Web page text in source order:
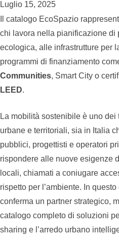
Luglio 15, 2025
Il catalogo EcoSpazio
chi lavora nella pianificazione di
ecologica, alle infrastrutture per
programmi di finanziamento
Communities, Smart City o
LEED.
La mobilità sostenibile è uno
urbane e territoriali, sia in Italia
pubblici, progettisti e operatori
rispondere alle nuove esigenze
locali, chiamati a coniugare
rispetto per l’ambiente. In
conferma un partner strategico,
catalogo completo di soluzioni
sharing e l’arredo urbano